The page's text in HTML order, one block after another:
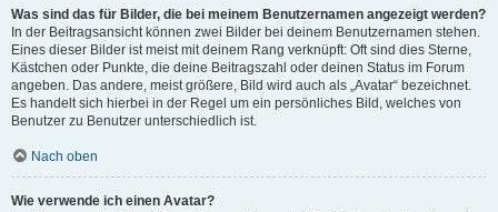
Was sind das für Bilder, die bei meinem Benutzernamen angezeigt werden?
In der Beitragsansicht können zwei Bilder bei deinem Benutzernamen stehen.
Eines dieser Bilder ist meist mit deinem Rang verknüpft: Oft sind dies Sterne,
Kästchen oder Punkte, die deine Beitragszahl oder deinen Status im Forum
angeben. Das andere, meist größere, Bild wird auch als „Avatar“ bezeichnet.
Es handelt sich hierbei in der Regel um ein persönliches Bild, welches von
Benutzer zu Benutzer unterschiedlich ist.
Nach oben
Wie verwende ich einen Avatar?